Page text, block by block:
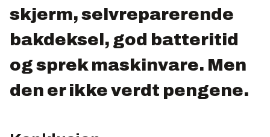
Minnekort:
Systembrikke: Qualcomm Snapdragon 800
Prosessor:Krait 400, 4 x 2,26 GHz
Grafikkprosessor: Adreno 330
USB: 2.0, Micro-USB
FM-radio: Ja, RDS
skjerm, selvreparerende
bakdeksel, god batteritid
og sprek maskinvare. Men
den er ikke verdt pengene.